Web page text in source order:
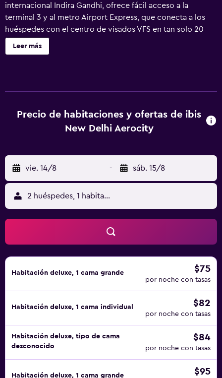
internacional Indira Gandhi, ofrece fácil acceso a la
terminal 3 y al metro Airport Express, que conecta a los
huéspedes con el centro de visados VFS en tan solo 20
minutos. El hotel goza de una excelente conectividad a
través de la NH8 con Cyber City, Cyber Hub y Ambience
Leer más
Precio de habitaciones y ofertas de ibis
New Delhi Aerocity
vie. 14/8 - sáb. 15/8
2 huéspedes, 1 habitación
Habitación deluxe, 1 cama grande $75
por noche con tasas
Habitación deluxe, 1 cama individual $82
por noche con tasas
Habitación deluxe, tipo de cama
desconocido
$84
por noche con tasas
Habitación deluxe, 1 cama grande $95